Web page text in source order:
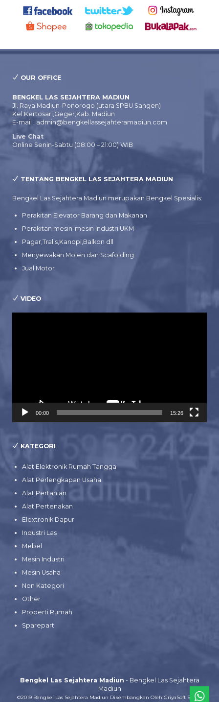
OUR OFFICE
BENGKEL LAS SEJAHTERA MADIUN
Jl. Raya Madiun-Ponorogo (utara SPBU Sangen)
Kel.Kertosari,Geger,Kab. Madiun
E-mail : admin@bengkellassejahteramadiun.com
Live Chat
Online Senin-Sabtu (08:00 – 21:00) WIB
TENTANG BENGKEL LAS SEJAHTERA MADIUN
Bengkel Las Sejahtera Madiun merupakan Bengkel Spesialis:
Perakitan Elevator Barang dan Makanan
Perakitan mesin-mesin Industri UKM
Pagar,Tralis,Kanopi,Balkon dll
Menyewakan Molen dan Scafolding
Jual Motor
VIDEO
00:00 15:26
KATEGORI
Alat Elektronik Rumah Tangga
Alat Perlengkapan Usaha
Alat Pertanian
Alat Pertenakan
Elextronik Dapur
Industri Las
Mebel
Mesin Industri
Mesin Usaha
Non Kategori
Other
Properti Rumah
Sparepart
Bengkel Las Sejahtera Madiun - Bengkel Las Sejahtera
Madiun
©2019 Bengkel Las Sejahtera Madiun Dikembangkan Oleh GriyaSoft Smart